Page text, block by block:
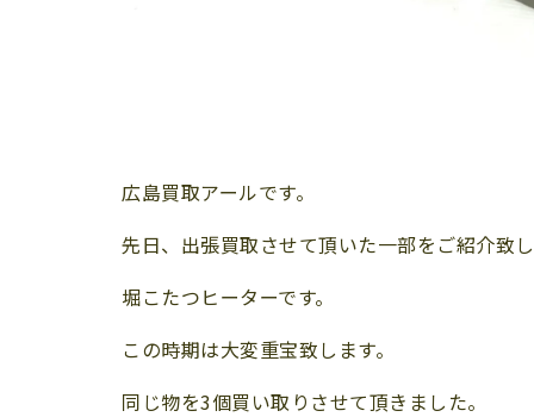
広島買取アールです。
先日、出張買取させて頂いた一部をご紹介致
堀こたつヒーターです。
この時期は大変重宝致します。
同じ物を3個買い取りさせて頂きました。